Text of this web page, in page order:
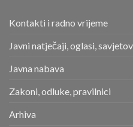
Kontakti i radno vrijeme
Javni natječaji, oglasi,
Javna nabava
Zakoni, odluke, pravilnici
Arhiva